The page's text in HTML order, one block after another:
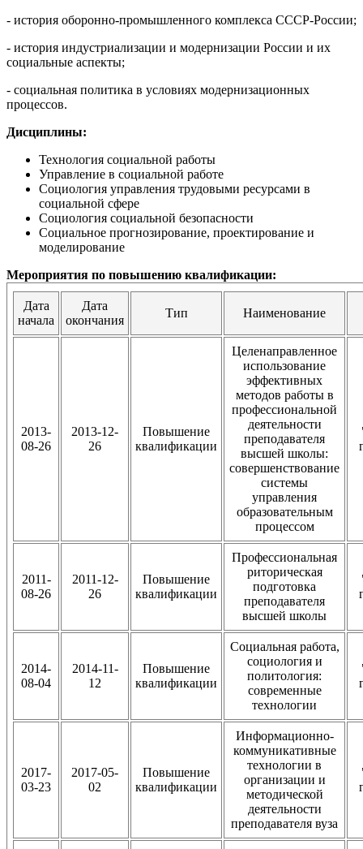
- история оборонно-промышленного комплекса СССР-России;
- история индустриализации и модернизации России и их
социальные аспекты;
- социальная политика в условиях модернизационных
процессов.
Дисциплины:
Технология социальной работы
Управление в социальной работе
Социология управления трудовыми ресурсами в
социальной сфере
Социология социальной безопасности
Социальное прогнозирование, проектирование и
моделирование
Мероприятия по повышению квалификации:
Дата
начала
Дата
окончания
Тип Наименование
2013-
08-26
2013-12-
26
Повышение
квалификации
Целенаправленное
использование
эффективных
методов работы в
профессиональной
деятельности
преподавателя
высшей школы:
совершенствование
системы
управления
образовательным
процессом
2011-
08-26
2011-12-
26
Повышение
квалификации
Профессиональная
риторическая
подготовка
преподавателя
высшей школы
2014-
08-04
2014-11-
12
Повышение
квалификации
Социальная работа,
социология и
политология:
современные
технологии
2017-
03-23
2017-05-
02
Повышение
квалификации
Информационно-
коммуникативные
технологии в
организации и
методической
деятельности
преподавателя вуза